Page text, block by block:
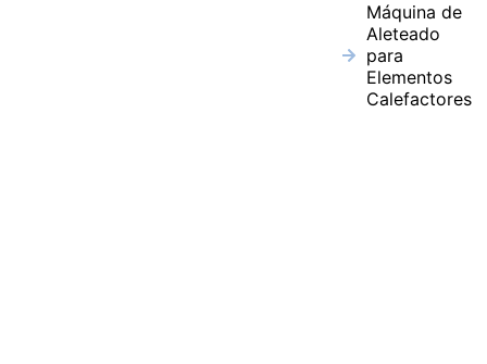
Máquina de
Aleteado
para
Elementos
Calefactores